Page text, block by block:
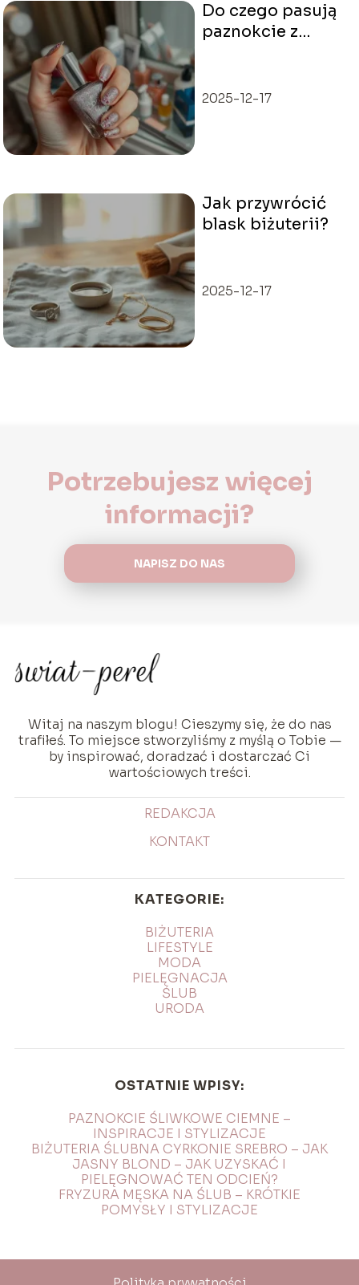
Do czego pasują
paznokcie z
2025-12-17
Jak przywrócić
blask biżuterii?
2025-12-17
Potrzebujesz więcej
informacji?
NAPISZ DO NAS
Witaj na naszym blogu! Cieszymy się, że do nas
trafiłeś. To miejsce stworzyliśmy z myślą o Tobie —
by inspirować, doradzać i dostarczać Ci
wartościowych treści.
REDAKCJA
KONTAKT
KATEGORIE:
BIŻUTERIA
LIFESTYLE
MODA
PIELĘGNACJA
ŚLUB
URODA
OSTATNIE WPISY:
PAZNOKCIE ŚLIWKOWE CIEMNE –
INSPIRACJE I STYLIZACJE
BIŻUTERIA ŚLUBNA CYRKONIE SREBRO – JAK
JASNY BLOND – JAK UZYSKAĆ I
PIELĘGNOWAĆ TEN ODCIEŃ?
FRYZURA MĘSKA NA ŚLUB – KRÓTKIE
POMYSŁY I STYLIZACJE